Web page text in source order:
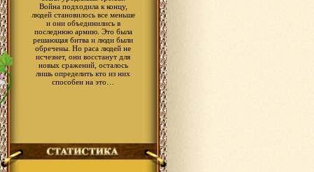
Война подходила к концу,
людей становилось все меньше
и они объединились в
последнюю армию. Это была
решающая битва и люди были
обречены. Но раса людей не
исчезнет, они восстанут для
новых сражений, осталось
лишь определить кто из них
способен на это…